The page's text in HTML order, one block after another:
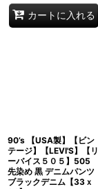
カートに入れる
90’s 【USA製】【ビン
テージ】【LEVI'S】【リ
ーバイス５０５】505
先染め 黒 デニムパンツ
ブラックデニム【33ｘ